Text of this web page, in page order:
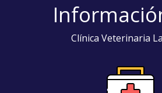
Clínica Veterinaria